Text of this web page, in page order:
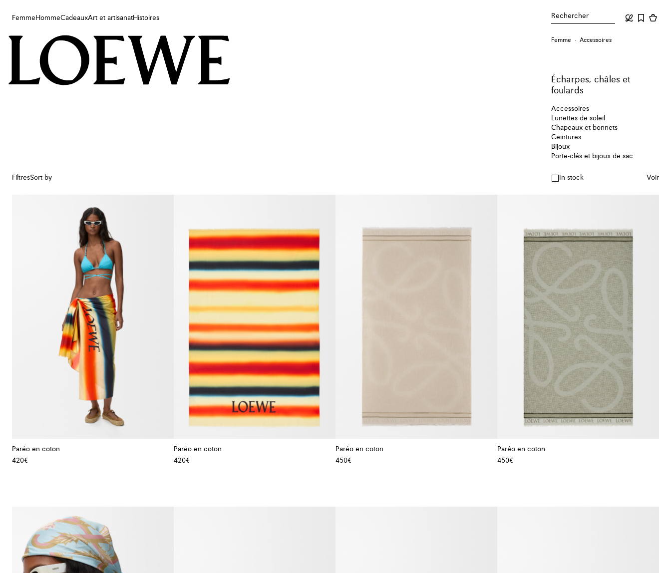
Femme HommeCadeauxArt et artisanatHistoires Rechercher
Femme
Art et artisanat
Femme Accessoires
Écharpes, châles et
foulards
Accessoires
Lunettes de soleil
Chapeaux et bonnets
Ceintures
Bijoux
Porte-clés et bijoux de sac
FiltresSort by In stock Voir
Paréo en coton
420€
Paréo en coton
420€
Paréo en coton
450€
Paréo en coton
450€